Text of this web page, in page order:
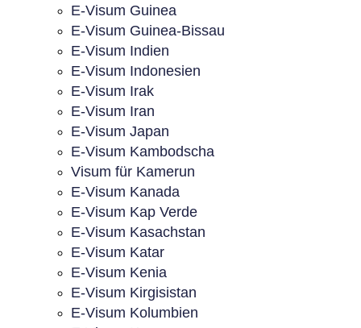
E-Visum Guinea
E-Visum Guinea-Bissau
E-Visum Indien
E-Visum Indonesien
E-Visum Irak
E-Visum Iran
E-Visum Japan
E-Visum Kambodscha
Visum für Kamerun
E-Visum Kanada
E-Visum Kap Verde
E-Visum Kasachstan
E-Visum Katar
E-Visum Kenia
E-Visum Kirgisistan
E-Visum Kolumbien